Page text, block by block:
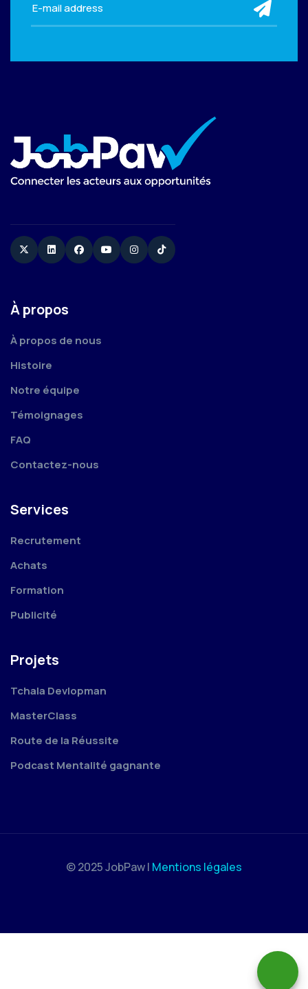
TwitterLinkedinFacebookYouTubeInstagram
TikTok
À propos
À propos de nous
Histoire
Notre équipe
Témoignages
FAQ
Contactez-nous
Services
Recrutement
Achats
Formation
Publicité
Projets
Tchala Devlopman
MasterClass
Route de la Réussite
Podcast Mentalité gagnante
© 2025 JobPaw | Mentions légales